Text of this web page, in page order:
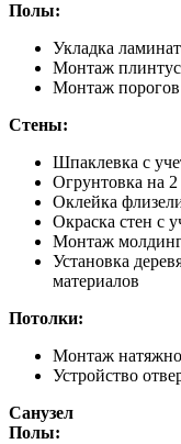
Полы:
Укладка
Монтаж
Монтаж порогов
Стены:
Шпаклевка с
Огрунтовка на 2
Оклейка
Окраска стен с
Монтаж
Установка
материалов
Потолки:
Монтаж
Устройство
Санузел
Полы: